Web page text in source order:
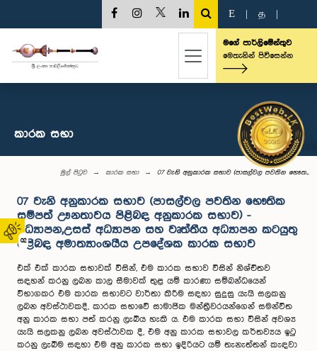
02
E த
මගේ පාර්ලිමේන්තුව
මෙතැනින් පිවිසෙන්න
කාරක සභා
මුල් පිටුව කාරක සභා 07 වැනි අනුකාරක සභාව (පාසල්වල පවතින භෞත...
07 වැනි අනුකාරක සභාව (පාසල්වල පවතින භෞතික
සම්පත් ඌනතාවය පිළිබඳ අනුකාරක සභාව) -
අධ්‍යාපන,උසස් අධ්‍යාපන සහ වෘත්තීය අධ්‍යාපන කටයුතු
පිළිබඳ අමාත්‍යාංශයීය උපදේශක කාරක සභාව
එක් එක් කාරක සභාවක් විසින්, එම කාරක සභාව විසින් නිශ්චිතව
සඳහන් කරනු ලබන කාල සීමාවක් තුළ යම් කාරණා සම්බන්ධයෙන්
විභාගකර එම කාරක සභාවට වාර්තා කිරීම සඳහා සුදුසු යැයි සලකනු
ලබන අවස්ථාවකදී, කාරක සභාවේ සාමාජික මන්ත්‍රීවරයන්ගෙන් සමන්විත
අනු කාරක සභා පත් කරනු ලැබිය හැකි ය. එම කාරක සභා විසින් අවශ්‍ය
යැයි සලකනු ලබන අවස්ථාවක දී, එම අනු කාරක සභාවල කර්තව්‍යය ඉටු
කරනු ලැබීම සඳහා එම අනු කාරක සභා ඉදිරියට යම් තැනැත්තන් කැඳවා